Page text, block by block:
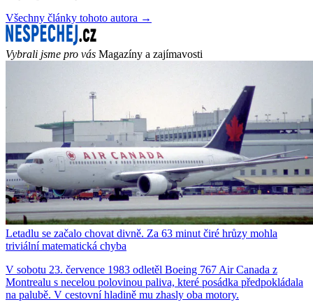
Všechny články tohoto autora →
Vybrali jsme pro vás Magazíny a zajímavosti
Letadlu se začalo chovat divně. Za 63 minut čiré hrůzy mohla
triviální matematická chyba
V sobotu 23. července 1983 odletěl Boeing 767 Air Canada z
Montrealu s necelou polovinou paliva, které posádka předpokládala
na palubě. V cestovní hladině mu zhasly oba motory.